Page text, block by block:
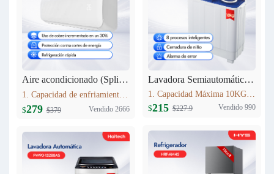
Aire acondicionado (Split) 12000 BTU Haitech HAC-12000CUCOCF
1. Capacidad de enfriamiento：12000BTU 2. 30% más de cobre que modelos estándar,Mayor conductividad térmica y durabilidad, rendimiento estable. 3. Nivel Ruido Bajo: 40 dB(A) 4. Alto de Volumen de Aire: 580 m3/h
$279 $379 Vendido 2666
Lavadora Semiautomática 10KG XPB100-1986
1. Capacidad Máxima 10KG 2. Panel de control: pantalla de seda 3. Lavado y centrifugadopor separado 4. Peso neto: 24.5kg 5. Dimensiones del producto:807mm*476mm*997 mm
$215 $227.9 Vendido 990